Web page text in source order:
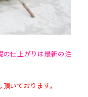
の仕上がりは最新の注
いております。